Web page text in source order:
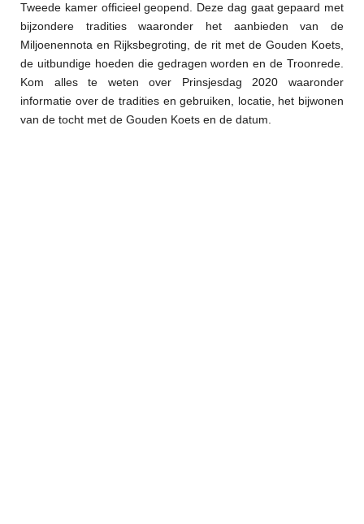
Tweede kamer officieel geopend. Deze dag gaat gepaard met
bijzondere tradities waaronder het aanbieden van de
Miljoenennota en Rijksbegroting, de rit met de Gouden Koets,
de uitbundige hoeden die gedragen worden en de Troonrede.
Kom alles te weten over Prinsjesdag 2020 waaronder
informatie over de tradities en gebruiken, locatie, het bijwonen
van de tocht met de Gouden Koets en de datum.